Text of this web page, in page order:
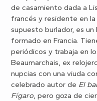
de casamiento dada a
francés y residente en la
supuesto burlador, es
formado en Francia.
periódicos y trabaja en
Beaumarchais, ex
nupcias con una viuda
celebrado autor de El
Fígaro, pero goza de